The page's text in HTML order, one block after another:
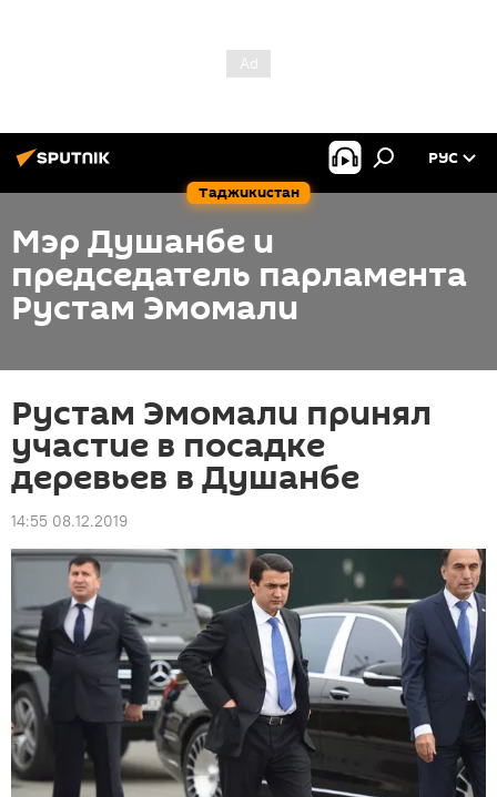
Таджикистан
РУС
Мэр Душанбе и
председатель парламента
Рустам Эмомали
Рустам Эмомали принял
участие в посадке
деревьев в Душанбе
14:55 08.12.2019